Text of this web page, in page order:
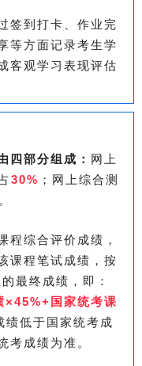
签到打卡、作业完
等方面记录考生学
客观学习表现评估
四部分组成： 网上
30% ；网上综合测
。
程综合评价成绩，
课程笔试成绩，按
最终成绩，即：
×45%+国家统考课
绩低于国家统考成
考成绩为准。